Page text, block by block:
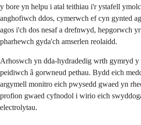
y bore yn helpu i atal teithiau i'r ystafell
anghofiwch ddos, cymerwch ef cyn gynted
agos i'ch dos nesaf a drefnwyd, hepgorwch
pharhewch gyda'ch amserlen reolaidd.
Arhoswch yn dda-hydradedig wrth gymryd y
peidiwch â gorwneud pethau. Bydd eich
argymell monitro eich pwysedd gwaed yn
profion gwaed cyfnodol i wirio eich
electrolytau.